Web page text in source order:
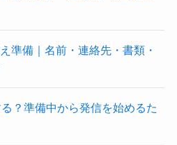
準備｜名前・連絡先・書類・
？準備中から発信を始めるた